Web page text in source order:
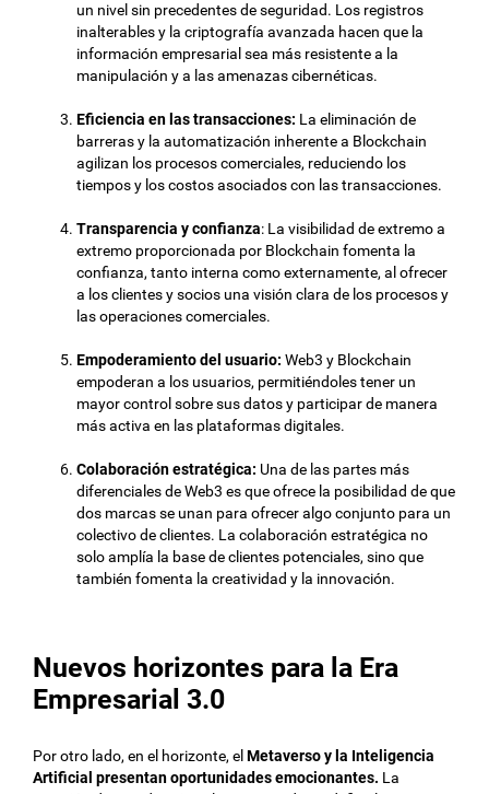
un nivel sin precedentes de seguridad. Los registros
inalterables y la criptografía avanzada hacen que la
información empresarial sea más resistente a la
manipulación y a las amenazas cibernéticas.
Eficiencia en las transacciones: La eliminación de
barreras y la automatización inherente a Blockchain
agilizan los procesos comerciales, reduciendo los
tiempos y los costos asociados con las transacciones.
Transparencia y confianza: La visibilidad de extremo a
extremo proporcionada por Blockchain fomenta la
confianza, tanto interna como externamente, al ofrecer
a los clientes y socios una visión clara de los procesos y
las operaciones comerciales.
Empoderamiento del usuario: Web3 y Blockchain
empoderan a los usuarios, permitiéndoles tener un
mayor control sobre sus datos y participar de manera
más activa en las plataformas digitales.
Colaboración estratégica: Una de las partes más
diferenciales de Web3 es que ofrece la posibilidad de que
dos marcas se unan para ofrecer algo conjunto para un
colectivo de clientes. La colaboración estratégica no
solo amplía la base de clientes potenciales, sino que
también fomenta la creatividad y la innovación.
Nuevos horizontes para la Era
Empresarial 3.0
Por otro lado, en el horizonte, elMetaverso y la Inteligencia
Artificial presentan oportunidades emocionantes. La